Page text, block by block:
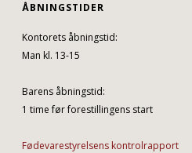
ÅBNINGSTIDER
Kontorets åbningstid:
Man kl. 13-15
Barens åbningstid:
1 time før forestillingens start
Fødevarestyrelsens kontrolrapport